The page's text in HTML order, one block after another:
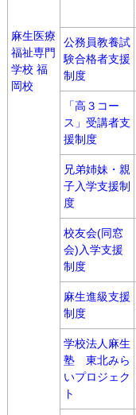
麻生医療
福祉専門
学校 福
岡校
公務員教養試
験合格者支援
制度
「高３コー
ス」受講者支
援制度
兄弟姉妹・親
子入学支援制
度
校友会(同窓
会)入学支援
制度
麻生進級支援
制度
学校法人麻生
塾 東北みら
いプロジェク
ト